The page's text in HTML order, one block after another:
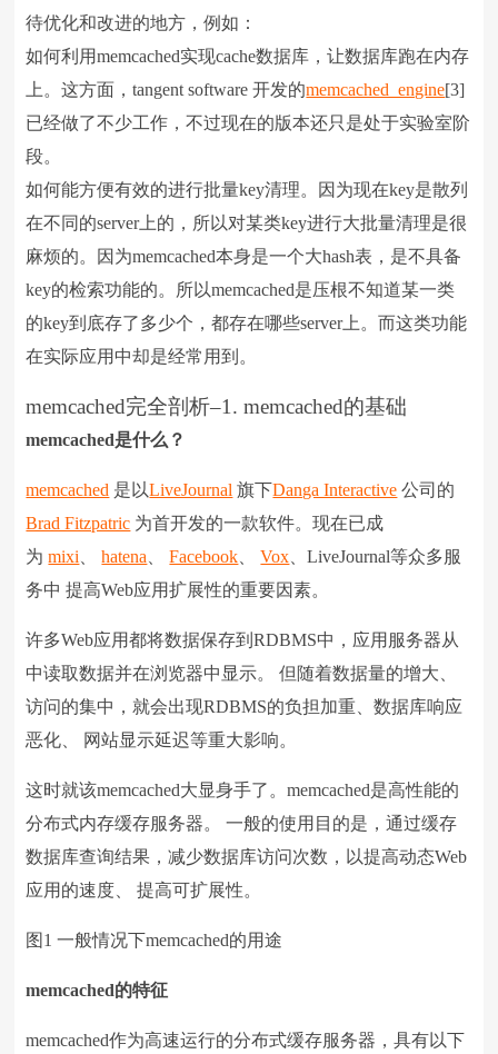
待优化和改进的地方，例如：
如何利用memcached实现cache数据库，让数据库跑在内存
上。这方面，tangent software 开发的memcached_engine[3]
已经做了不少工作，不过现在的版本还只是处于实验室阶
段。
如何能方便有效的进行批量key清理。因为现在key是散列
在不同的server上的，所以对某类key进行大批量清理是很
麻烦的。因为memcached本身是一个大hash表，是不具备
key的检索功能的。所以memcached是压根不知道某一类
的key到底存了多少个，都存在哪些server上。而这类功能
在实际应用中却是经常用到。
memcached完全剖析–1. memcached的基础
memcached是什么？
memcached 是以LiveJournal 旗下Danga Interactive 公司的
Brad Fitzpatric 为首开发的一款软件。现在已成
为mixi 、hatena 、Facebook 、Vox 、LiveJournal等众多服
务中 提高Web应用扩展性的重要因素。
许多Web应用都将数据保存到RDBMS中，应用服务器从
中读取数据并在浏览器中显示。 但随着数据量的增大、
访问的集中，就会出现RDBMS的负担加重、数据库响应
恶化、 网站显示延迟等重大影响。
这时就该memcached大显身手了。memcached是高性能的
分布式内存缓存服务器。 一般的使用目的是，通过缓存
数据库查询结果，减少数据库访问次数，以提高动态Web
应用的速度、 提高可扩展性。
图1 一般情况下memcached的用途
memcached的特征
memcached作为高速运行的分布式缓存服务器，具有以下